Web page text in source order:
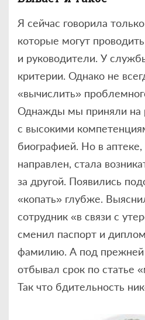
Я сейчас говорила
которые могут
и руководители. У
критерии. Однако не
«вычислить»
Однажды мы приняли на
с высокими
биографией. Но в
направлен, стала
за другой. Появились
«копать» глубже.
сотрудник «в связи с
сменил паспорт и
фамилию. А под
отбывал срок по статье
Так что бдительность